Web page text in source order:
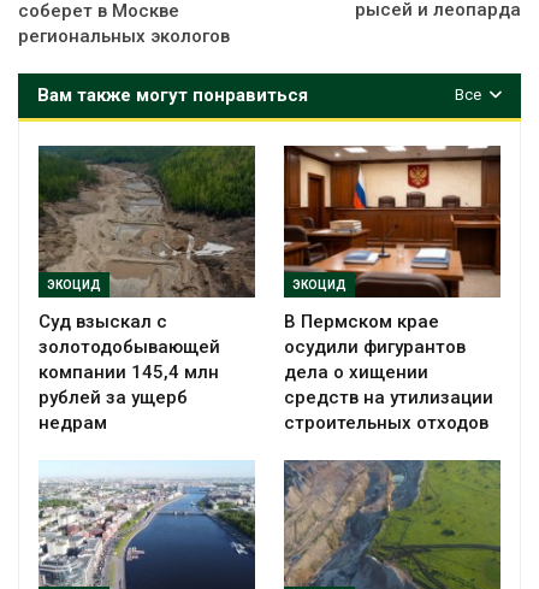
соберет в Москве
региональных экологов
рысей и леопарда
Все
Вам также могут понравиться
ЭКОЦИД
Суд взыскал с
золотодобывающей
компании 145,4 млн
рублей за ущерб
недрам
ЭКОЦИД
В Пермском крае
осудили фигурантов
дела о хищении
средств на утилизации
строительных отходов